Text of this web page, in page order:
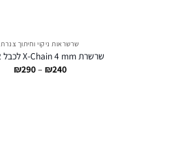
שרשראות ניקוי וחיתוך צנרת
שרשרת X-Chain 4 mm לכבל 12 מ"מ
₪240
–
₪290 טווח